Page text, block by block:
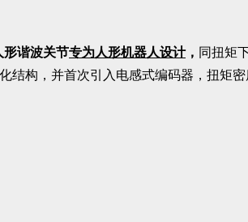
形谐波关节专为人形机器人设计， 同扭矩
构，并首次引入电感式编码器，扭矩密